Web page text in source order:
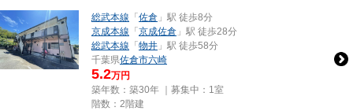
総武本線 「 佐倉 」駅 徒歩8分
京成本線 「 京成佐倉 」駅 徒歩28分
総武本線 「 物井 」駅 徒歩58分
千葉県佐倉市六崎
5.2万円
築年数：築30年 ｜募集中： 1室
階数：2階建